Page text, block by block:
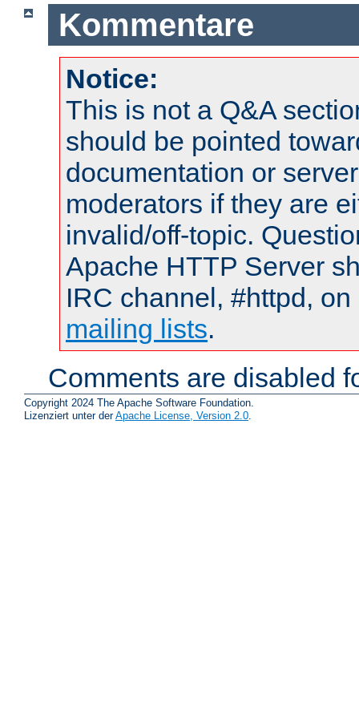
Kommentare
Notice:
This is not a Q&A
should be pointed
documentation or
moderators if they are
invalid/off-topic.
Apache HTTP Server
IRC channel, #httpd,
mailing lists.
Comments are disabled
Copyright 2024 The Apache Software Foundation.
Lizenziert unter derApache License, Version 2.0.